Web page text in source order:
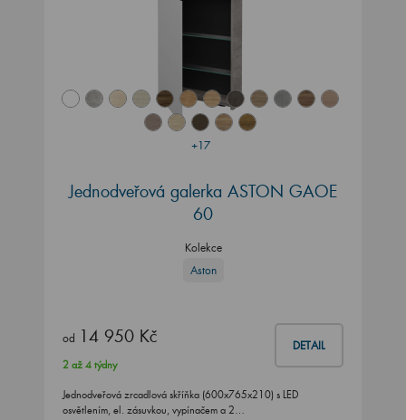
+17
Jednodveřová galerka ASTON GAOE
60
Kolekce
Aston
od 14 950 Kč DETAIL
2 až 4 týdny
Jednodveřová zrcadlová skříňka (600x765x210) s LED
osvětlením, el. zásuvkou, vypínačem a 2…